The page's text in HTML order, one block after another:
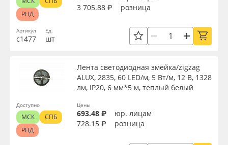
Артикул
с1477
Ед.
шт
3 705.88 ₽
розница
РНД
Лента светодиодная змейка/zigzag
ALUX, 2835, 60 LED/м, 5 Вт/м, 12 В, 1328
лм, IP20, 6 мм*5 м, теплый белый
Цены
693.48 ₽
юр. лицам
728.15 ₽
розница
Доступно
МСК
СПБ
РНД